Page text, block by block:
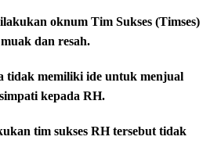
oknum Tim Sukses (Timses)
dan resah.
tidak memiliki ide untuk menjual
kepada RH.
tim sukses RH tersebut tidak